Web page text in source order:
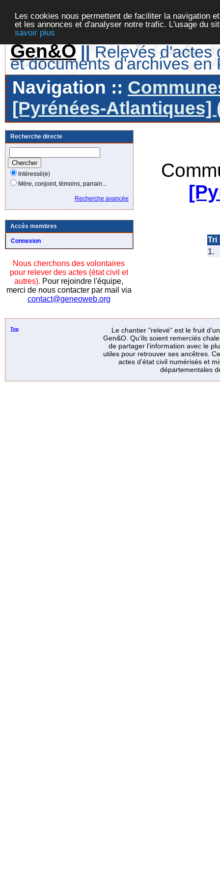
Les cookies nous permettent de faciliter la navigation
et les annonces et d'analyser notre trafic. L'usage du
savoir plus
Gen&O || Relevés d'actes
et documents d'archives en
Navigation ::
[Pyrénées-Atlantiques]
Recherche directe
Intéressé(e)
Mère, conjoint, témoins, parrain...
Recherche avancée
Accès membres
Connexion
Nous cherchons des volontaires
pour relever des actes (état civil et
autres). Pour rejoindre l'équipe,
merci de nous contacter par mail via
contact@geneoweb.org
Tri
1.
Top
Le chantier "relevé" est le fruit
Gen&O. Qu’ils soient remerciés
de partager l’information avec le
utiles pour retrouver ses ancêtres.
actes d’état civil numérisés et
départementales